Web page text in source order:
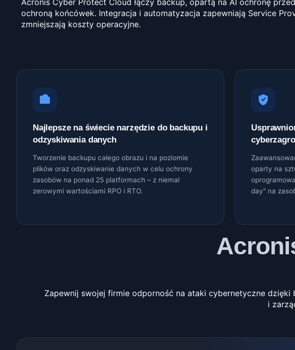
ochroną końcówek. Integracja i automatyzacja zapewniają Service
zmniejszają koszty operacyjne.
Najlepsze na świecie narzędzie do backupu i
odzyskiwania danych
Tworzenie backupu całego obrazu i na poziomie
plików oraz odzyskiwanie danych w celu ochrony
zasobów na ponad 25 platformach – z niemal
zerowymi wartościami RPO i RTO.
oparty na
day" na
Zapewnij swojej firmie odporność na ataki cybernetyczne
i